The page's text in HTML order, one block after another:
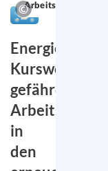
Arbeitsmarkt
Kurswechsel
gefährdet
Arbeitsplätze
in
den